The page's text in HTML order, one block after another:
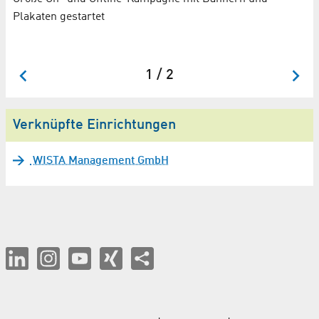
Plakaten gestartet
1 / 2
Verknüpfte Einrichtungen
WISTA Management GmbH